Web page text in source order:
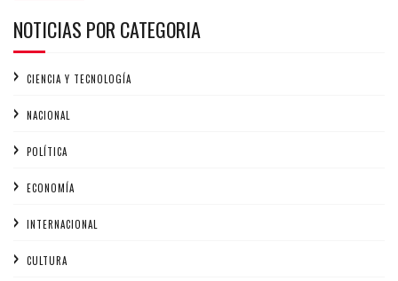
NOTICIAS POR CATEGORIA
CIENCIA Y TECNOLOGÍA
NACIONAL
POLÍTICA
ECONOMÍA
INTERNACIONAL
CULTURA